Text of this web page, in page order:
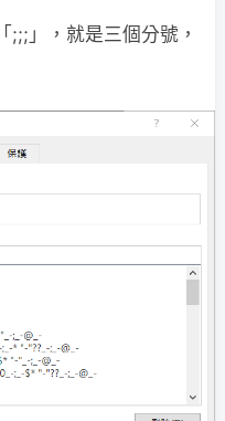
;;;」，就是三個分號，